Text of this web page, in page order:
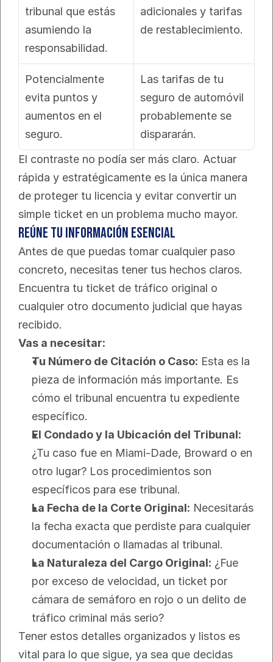
tribunal que estás
asumiendo la
responsabilidad.
adicionales y tarifas
de restablecimiento.
Potencialmente
evita puntos y
aumentos en el
seguro.
Las tarifas de tu
seguro de automóvil
probablemente se
dispararán.
El contraste no podía ser más claro. Actuar
rápida y estratégicamente es la única manera
de proteger tu licencia y evitar convertir un
simple ticket en un problema mucho mayor.
Reúne Tu Información Esencial
Antes de que puedas tomar cualquier paso
concreto, necesitas tener tus hechos claros.
Encuentra tu ticket de tráfico original o
cualquier otro documento judicial que hayas
recibido.
Vas a necesitar:
Tu Número de Citación o Caso: Esta es la
pieza de información más importante. Es
cómo el tribunal encuentra tu expediente
específico.
El Condado y la Ubicación del Tribunal:
¿Tu caso fue en Miami-Dade, Broward o en
otro lugar? Los procedimientos son
específicos para ese tribunal.
La Fecha de la Corte Original: Necesitarás
la fecha exacta que perdiste para cualquier
documentación o llamadas al tribunal.
La Naturaleza del Cargo Original: ¿Fue
por exceso de velocidad, un ticket por
cámara de semáforo en rojo o un delito de
tráfico criminal más serio?
Tener estos detalles organizados y listos es
vital para lo que sigue, ya sea que decidas